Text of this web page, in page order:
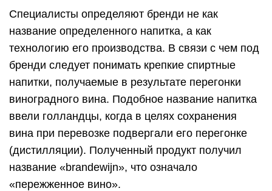
Специалисты определяют бренди не как
название определенного напитка, а как
технологию его производства. В связи с чем под
бренди следует понимать крепкие спиртные
напитки, получаемые в результате перегонки
виноградного вина. Подобное название напитка
ввели голландцы, когда в целях сохранения
вина при перевозке подвергали его перегонке
(дистилляции). Полученный продукт получил
название «brandewijn», что означало
«пережженное вино».